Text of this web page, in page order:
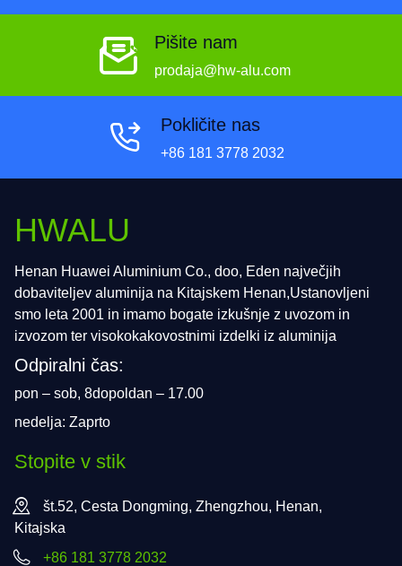
Pišite nam
prodaja@hw-alu.com
Pokličite nas
+86 181 3778 2032
HWALU
Henan Huawei Aluminium Co., doo, Eden največjih
dobaviteljev aluminija na Kitajskem Henan,Ustanovljeni
smo leta 2001 in imamo bogate izkušnje z uvozom in
izvozom ter visokokakovostnimi izdelki iz aluminija
Odpiralni čas:
pon – sob, 8dopoldan – 17.00
nedelja: Zaprto
Stopite v stik
št.52, Cesta Dongming, Zhengzhou, Henan,
Kitajska
+86 181 3778 2032